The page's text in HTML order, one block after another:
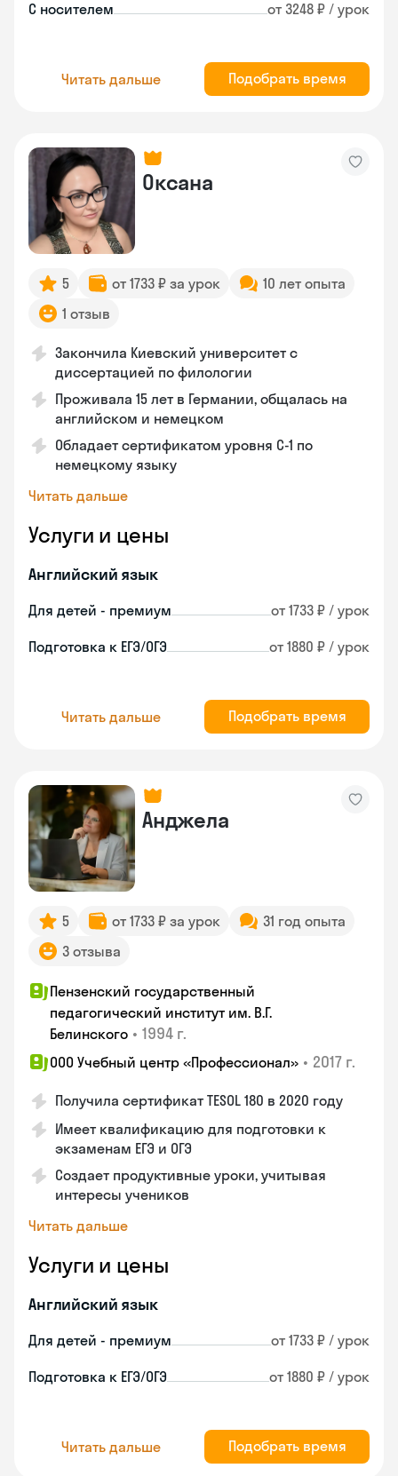
С носителем от 3248 ₽ / урок
Читать дальше Подобрать время
Оксана
5 от 1733 ₽ за урок
10 лет опыта
1 отзыв
Закончила Киевский университет с
диссертацией по филологии
Проживала 15 лет в Германии, общалась на
английском и немецком
Обладает сертификатом уровня C-1 по
немецкому языку
Читать дальше
Услуги и цены
Английский язык
Для детей - премиум от 1733 ₽ / урок
Подготовка к ЕГЭ/ОГЭ от 1880 ₽ / урок
Читать дальше Подобрать время
Анджела
5 от 1733 ₽ за урок
31 год опыта
3 отзыва
Пензенский государственный
педагогический институт им. В.Г.
Белинского • 1994 г.
ООО Учебный центр «Профессионал» • 2017 г.
Получила сертификат TESOL 180 в 2020 году
Имеет квалификацию для подготовки к
экзаменам ЕГЭ и ОГЭ
Создает продуктивные уроки, учитывая
интересы учеников
Читать дальше
Услуги и цены
Английский язык
Для детей - премиум от 1733 ₽ / урок
Подготовка к ЕГЭ/ОГЭ от 1880 ₽ / урок
Читать дальше Подобрать время